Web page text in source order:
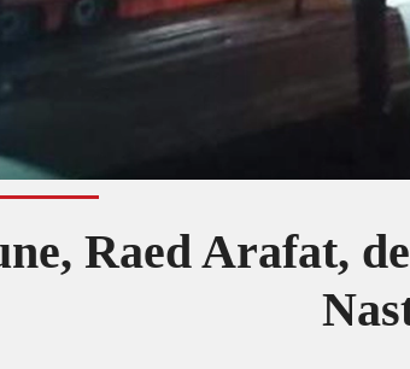
Raed Arafat,